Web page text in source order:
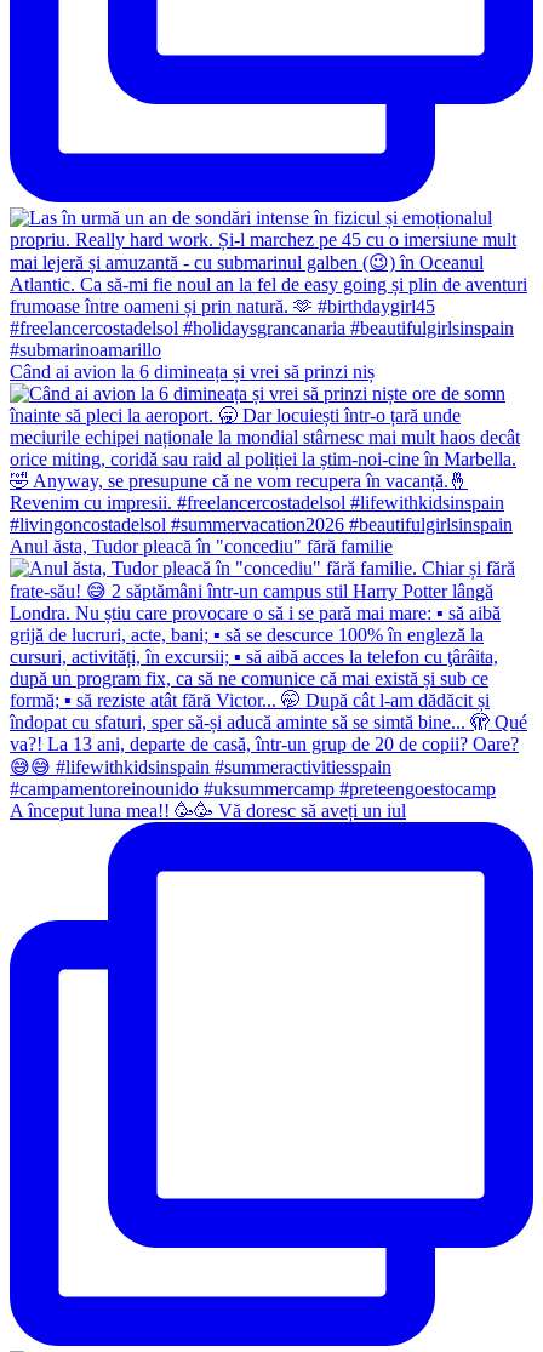
Când ai avion la 6 dimineața și vrei să prinzi niș
Anul ăsta, Tudor pleacă în "concediu" fără familie
A început luna mea!! 🥳🥳 Vă doresc să aveți un iul